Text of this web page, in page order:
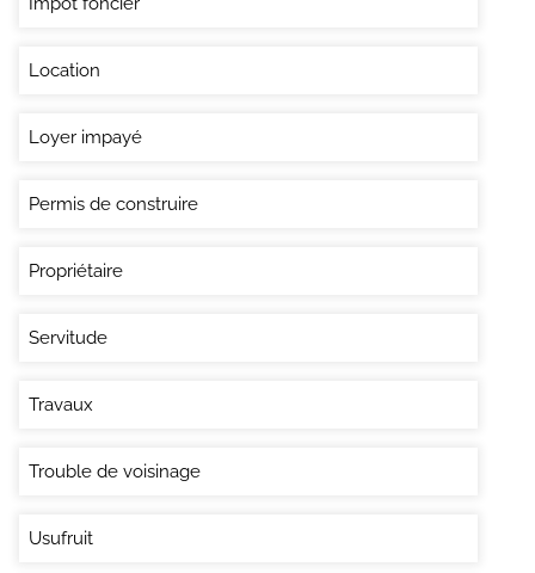
Location
Loyer impayé
Permis de construire
Propriétaire
Servitude
Travaux
Trouble de voisinage
Usufruit